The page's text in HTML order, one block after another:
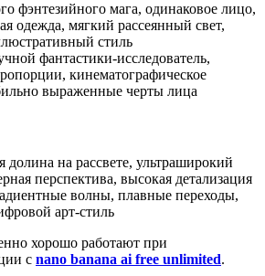
фэнтезийного мага, одинаковое лицо,
одежда, мягкий рассеянный свет,
стиль
фантастики-исследователь,
кинематографическое
выраженные черты лица
долина на рассвете, ультраширокий
перспектива, высокая детализация
волны, плавные переходы,
арт-стиль
хорошо работают при
с nano banana ai free unlimited.